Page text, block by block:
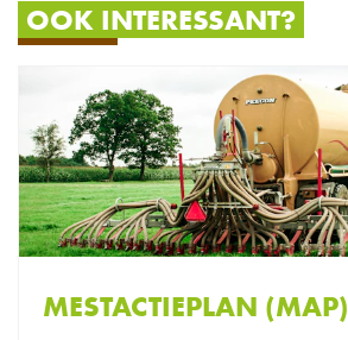
OOK INTERESSANT?
MESTACTIEPLAN (MAP)